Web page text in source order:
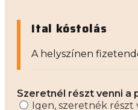
Ital kóstolás
A helyszínen
Szeretnél részt venni a
Igen, szeretnék részt